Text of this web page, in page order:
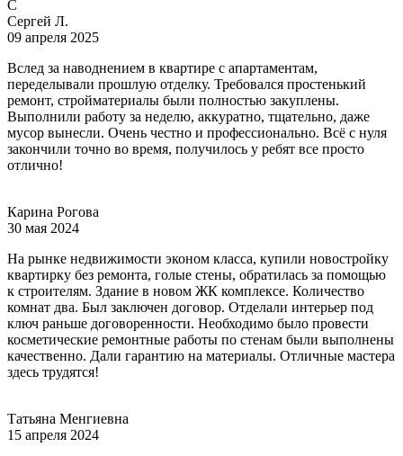
С
Сергей Л.
09 апреля 2025
Вслед за наводнением в квартире с апартаментам,
переделывали прошлую отделку. Требовался простенький
ремонт, стройматериалы были полностью закуплены.
Выполнили работу за неделю, аккуратно, тщательно, даже
мусор вынесли. Очень честно и профессионально. Всё с нуля
закончили точно во время, получилось у ребят все просто
отлично!
Карина Рогова
30 мая 2024
На рынке недвижимости эконом класса, купили новостройку
квартирку без ремонта, голые стены, обратилась за помощью
к строителям. Здание в новом ЖК комплексе. Количество
комнат два. Был заключен договор. Отделали интерьер под
ключ раньше договоренности. Необходимо было провести
косметические ремонтные работы по стенам были выполнены
качественно. Дали гарантию на материалы. Отличные мастера
здесь трудятся!
Татьяна Менгиевна
15 апреля 2024